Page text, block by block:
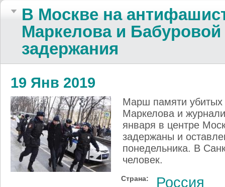
В Москве на
Маркелова и
задержания
19 Янв 2019
Марш памяти убитых
Маркелова и
января в центре
задержаны и
понедельника. В
человек.
Страна: Россия